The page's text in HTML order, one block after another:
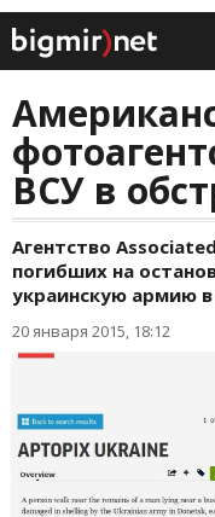
ВСУ в
Агентство
погибших на
украинскую армию
20 января 2015, 18:12